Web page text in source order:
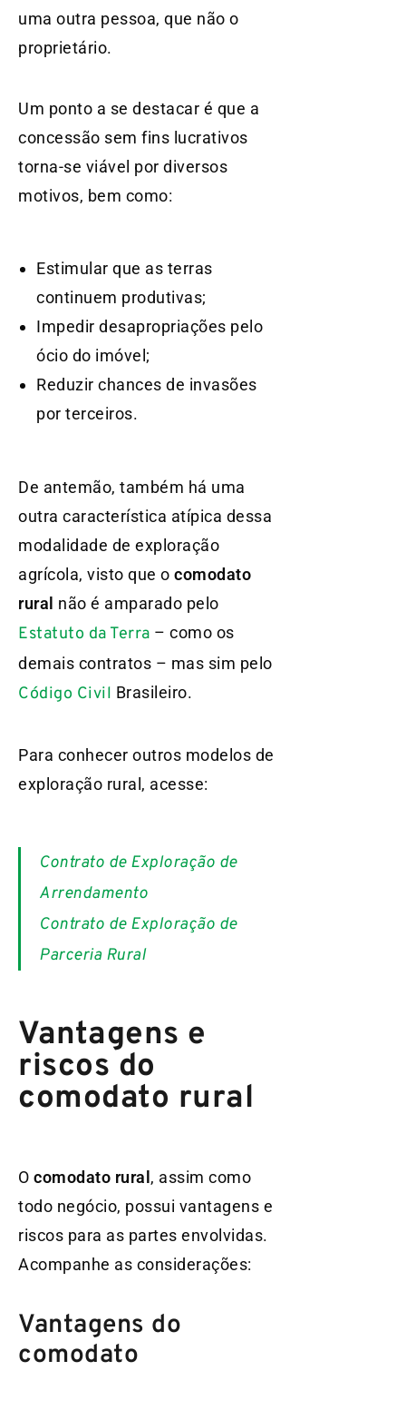
uma outra pessoa, que não o
proprietário.
Um ponto a se destacar é que a
concessão sem fins lucrativos
torna-se viável por diversos
motivos, bem como:
Estimular que as terras
continuem produtivas;
Impedir desapropriações pelo
ócio do imóvel;
Reduzir chances de invasões
por terceiros.
De antemão, também há uma
outra característica atípica dessa
modalidade de exploração
agrícola, visto que o comodato
rural não é amparado pelo
Estatuto da Terra – como os
demais contratos – mas sim pelo
Código Civil Brasileiro.
Para conhecer outros modelos de
exploração rural, acesse:
Contrato de Exploração de
Arrendamento
Contrato de Exploração de
Parceria Rural
Vantagens e
riscos do
comodato rural
O comodato rural , assim como
todo negócio, possui vantagens e
riscos para as partes envolvidas.
Acompanhe as considerações:
Vantagens do
comodato